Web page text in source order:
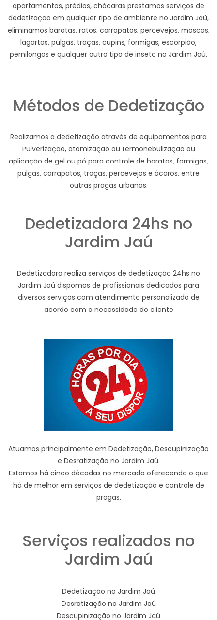
apartamentos, prédios, chácaras prestamos serviços de
dedetização em qualquer tipo de ambiente no Jardim Jaú,
eliminamos baratas, ratos, carrapatos, percevejos, moscas,
lagartas, pulgas, traças, cupins, formigas, escorpião,
pernilongos e qualquer outro tipo de inseto no Jardim Jaú.
Métodos de Dedetização
Realizamos a dedetização através de equipamentos para
Pulverização, atomização ou termonebulização ou
aplicação de gel ou pó para controle de baratas, formigas,
pulgas, carrapatos, traças, percevejos e ácaros, entre
outras pragas urbanas.
Dedetizadora 24hs no
Jardim Jaú
Dedetizadora realiza serviços de dedetização 24hs no
Jardim Jaú dispomos de profissionais dedicados para
diversos serviços com atendimento personalizado de
acordo com a necessidade do cliente
Atuamos principalmente em Dedetização, Descupinização
e Desratização no Jardim Jaú.
Estamos há cinco décadas no mercado oferecendo o que
há de melhor em serviços de dedetização e controle de
pragas.
Serviços realizados no
Jardim Jaú
Dedetização no Jardim Jaú
Desratização no Jardim Jaú
Descupinização no Jardim Jaú